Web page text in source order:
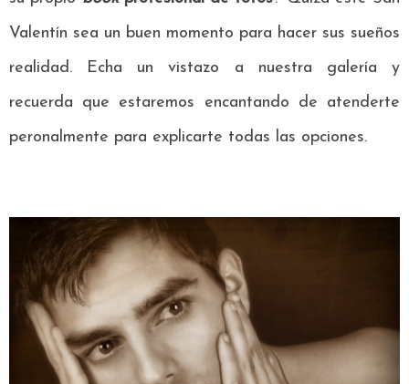
Valentín sea un buen momento para hacer sus sueños
realidad. Echa un vistazo a nuestra galería y
recuerda que estaremos encantando de atenderte
peronalmente para explicarte todas las opciones.